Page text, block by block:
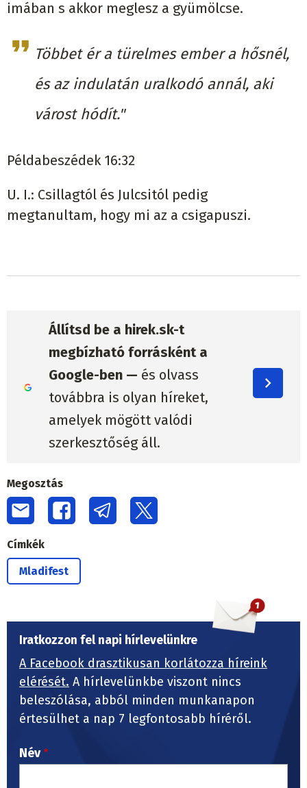
imában s akkor meglesz a gyümölcse.
Többet ér a türelmes ember a hősnél,
és az indulatán uralkodó annál, aki
várost hódít."
Példabeszédek 16:32
U. I.: Csillagtól és Julcsitól pedig
megtanultam, hogy mi az a csigapuszi.
Állítsd be a hirek.sk-t
megbízható forrásként a
Google-ben — és olvass
továbbra is olyan híreket,
amelyek mögött valódi
szerkesztőség áll.
Megosztás
Címkék
Mladifest
Iratkozzon fel napi hírlevelünkre
A Facebook drasztikusan korlátozza híreink
elérését. A hírlevelünkbe viszont nincs
beleszólása, abból minden munkanapon
értesülhet a nap 7 legfontosabb híréről.
Név